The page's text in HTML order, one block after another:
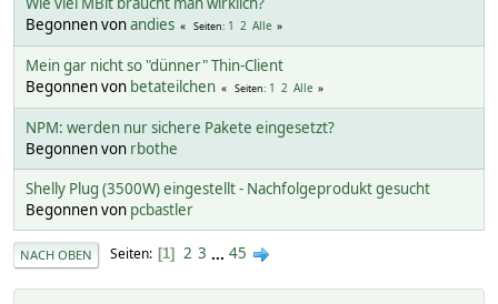
Begonnen vonandies Seiten 1 2 Alle
Mein gar nicht so "dünner" Thin-Client
Begonnen von betateilchen Seiten 1 2 Alle
NPM: werden nur sichere Pakete eingesetzt?
Begonnen von rbothe
Shelly Plug (3500W) eingestellt - Nachfolgeprodukt gesucht
Begonnen von pcbastler
NACH OBEN Seiten 1 2 3 ... 45